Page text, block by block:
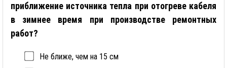
приближение источника тепла при отогреве кабеля
в зимнее время при производстве ремонтных
работ?
Не ближе, чем на 15 см